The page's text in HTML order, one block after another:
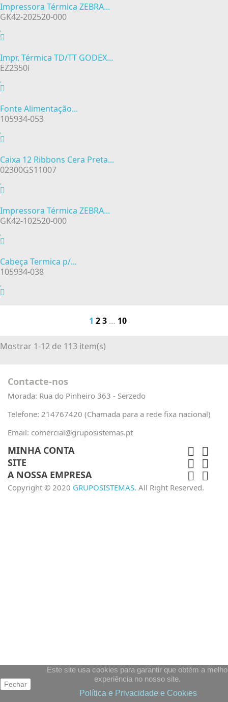
Impressora Térmica ZEBRA...
GK42-202520-000
Impr. Térmica TD/TT GODEX...
EZ2350i
Fonte Alimentação...
105934-053
Caixa 12 Ribbons Cera Preta...
02300GS11007
Impressora Térmica ZEBRA...
GK42-102520-000
Cabeça Termica p/...
105934-038
1 23 … 10
Mostrar 1-12 de 113 item(s)
Contacte-nos
Morada: Rua do Pinheiro 363 - Serzedo
Telefone: 214767420 (Chamada para a rede fixa nacional)
Email: comercial@gruposistemas.pt
MINHA CONTA  
SITE  
A NOSSA EMPRESA  
Fechar
Este site usa cookies para garantir que obtém a
experiência no nosso site.
Política e Privacidade e Cookies
Copyright © 2020 GRUPOSISTEMAS. All Right Reserved.